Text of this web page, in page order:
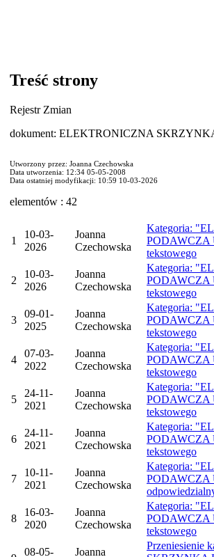
Treść strony
Rejestr Zmian
dokument: ELEKTRONICZNA
Utworzony przez: Joanna Czechowska
Data utworzenia: 12:34 05-05-2008
Data ostatniej modyfikacji: 10:59 10-03-2026
elementów : 42
1
10-03-
2026
Joanna
Czechowska
Kategoria:
PODAWCZA
tekstowego
2
10-03-
2026
Joanna
Czechowska
Kategoria:
PODAWCZA
tekstowego
3
09-01-
2025
Joanna
Czechowska
Kategoria:
PODAWCZA
tekstowego
4
07-03-
2022
Joanna
Czechowska
Kategoria:
PODAWCZA
tekstowego
5
24-11-
2021
Joanna
Czechowska
Kategoria:
PODAWCZA
tekstowego
6
24-11-
2021
Joanna
Czechowska
Kategoria:
PODAWCZA
tekstowego
7
10-11-
2021
Joanna
Czechowska
Kategoria:
PODAWCZA
8
16-03-
2020
Joanna
Czechowska
Kategoria:
PODAWCZA
tekstowego
08-05-
Joanna
Przeniesienie